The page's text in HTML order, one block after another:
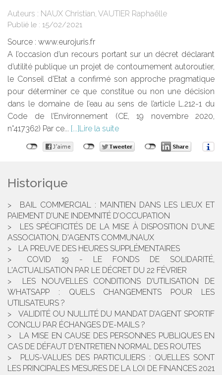
Auteurs : NAUX Christian, VAUTIER Raphaëlle
Publié le : 15/02/2021
Source : www.eurojuris.fr
A l’occasion d’un recours portant sur un décret déclarant
d’utilité publique un projet de contournement autoroutier,
le Conseil d’Etat a confirmé son approche pragmatique
pour déterminer ce que constitue ou non une décision
dans le domaine de l’eau au sens de l’article L.212-1 du
Code de l’Environnement (CE, 19 novembre 2020,
n°417362) Par ce...
Lire la suite
Historique
BAIL COMMERCIAL : MAINTIEN DANS LES LIEUX ET
PAIEMENT D’UNE INDEMNITÉ D’OCCUPATION
LES SPÉCIFICITÉS DE LA MISE À DISPOSITION D'UNE
ASSOCIATION, D'AGENTS COMMUNAUX
LA PREUVE DES HEURES SUPPLÉMENTAIRES
COVID 19 - LE FONDS DE SOLIDARITÉ,
L'ACTUALISATION PAR LE DÉCRET DU 22 FÉVRIER
LES NOUVELLES CONDITIONS D’UTILISATION DE
WHATSAPP : QUELS CHANGEMENTS POUR LES
UTILISATEURS ?
VALIDITÉ OU NULLITÉ DU MANDAT D’AGENT SPORTIF
CONCLU PAR ÉCHANGES D’E-MAILS ?
LA MISE EN CAUSE DES PERSONNES PUBLIQUES EN
CAS DE DÉFAUT D'ENTRETIEN NORMAL DES ROUTES
PLUS-VALUES DES PARTICULIERS : QUELLES SONT
LES PRINCIPALES MESURES DE LA LOI DE FINANCES 2021